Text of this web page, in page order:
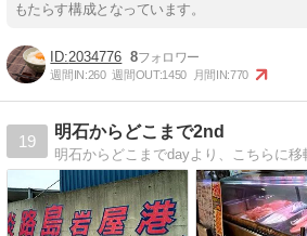
もたらす構成となっています。
2034776 8
週間IN:260 週間OUT:1450 月間IN:770
19
明石からどこまで2nd